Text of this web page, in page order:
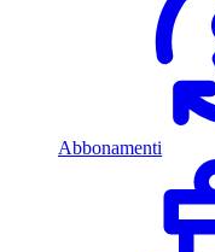
Abbonamenti